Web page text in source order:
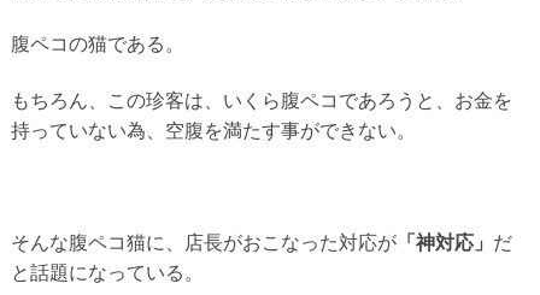
腹ペコの猫である。
もちろん、この珍客は、いくら腹ペコであろうと、お金を
持っていない為、空腹を満たす事ができない。
そんな腹ペコ猫に、店長がおこなった対応が「神対応」 だ
と話題になっている。